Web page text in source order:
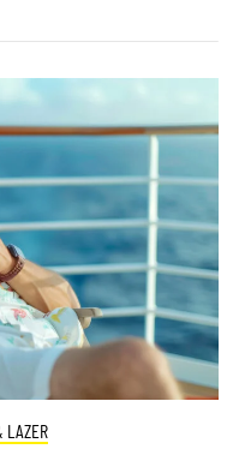
LAZER